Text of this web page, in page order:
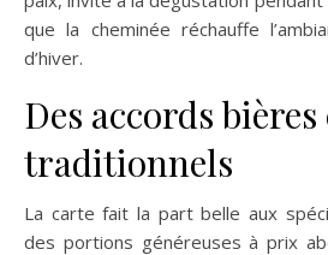
que la cheminée réchauffe
d’hiver.
Des accords
traditionnels
La carte fait la part belle aux
des portions généreuses à prix